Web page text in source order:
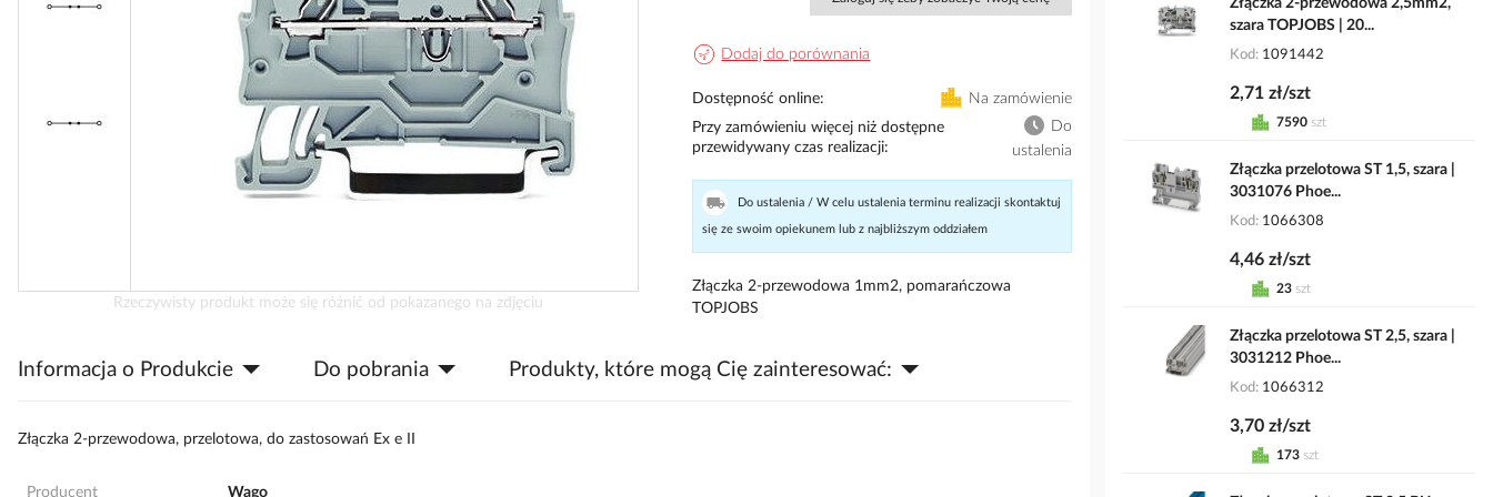
galerii
Rzeczywisty produkt może się różnić od pokazanego na zdjęciu
Dodaj do porównania
Dostępność online
Na zamówienie
Przy zamówieniu więcej niż dostępne
przewidywany czas realizacji
Do
ustalenia
Do ustalenia / W celu ustalenia terminu realizacji skontaktuj
się ze swoim opiekunem lub z najbliższym oddziałem
Złączka 2-przewodowa 1mm2, pomarańczowa
TOPJOBS
Informacja o Produkcie Do pobrania Produkty, które mogą Cię zainteresować:
Złączka 2-przewodowa, przelotowa, do zastosowań Ex e II
Producent Wago
Złączka 2-przewodowa 2,5mm2,
szara TOPJOBS | 20...
Kod 1091442
2,71 zł/szt
7590 szt
Złączka przelotowa ST 1,5, szara |
3031076 Phoe...
Kod 1066308
4,46 zł/szt
23 szt
Złączka przelotowa ST 2,5, szara |
3031212 Phoe...
Kod 1066312
3,70 zł/szt
173 szt